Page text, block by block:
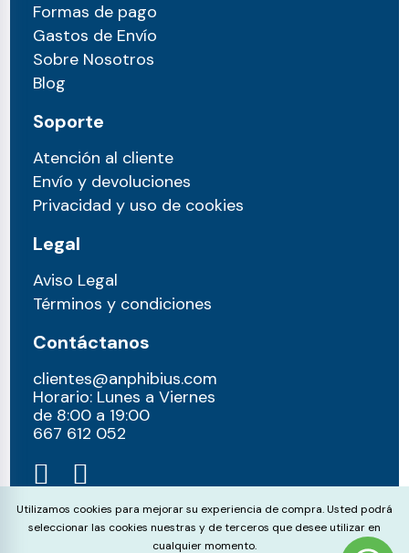
Formas de pago
Gastos de Envío
Sobre Nosotros
Blog
Soporte
Atención al cliente
Envío y devoluciones
Privacidad y uso de cookies
Legal
Aviso Legal
Términos y condiciones
Contáctanos
clientes@anphibius.com
Horario: Lunes a Viernes
de 8:00 a 19:00
667 612 052​
Cookie Consent
Utilizamos cookies para mejorar su experiencia de compra. Usted podrá
seleccionar las cookies nuestras y de terceros que desee utilizar en
cualquier momento.